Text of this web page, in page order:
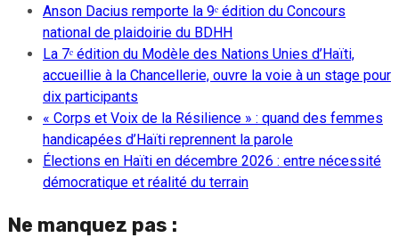
Anson Dacius remporte la 9ᵉ édition du Concours
national de plaidoirie du BDHH
La 7ᵉ édition du Modèle des Nations Unies d’Haïti,
accueillie à la Chancellerie, ouvre la voie à un stage pour
dix participants
« Corps et Voix de la Résilience » : quand des femmes
handicapées d’Haïti reprennent la parole
Élections en Haïti en décembre 2026 : entre nécessité
démocratique et réalité du terrain
Ne manquez pas :